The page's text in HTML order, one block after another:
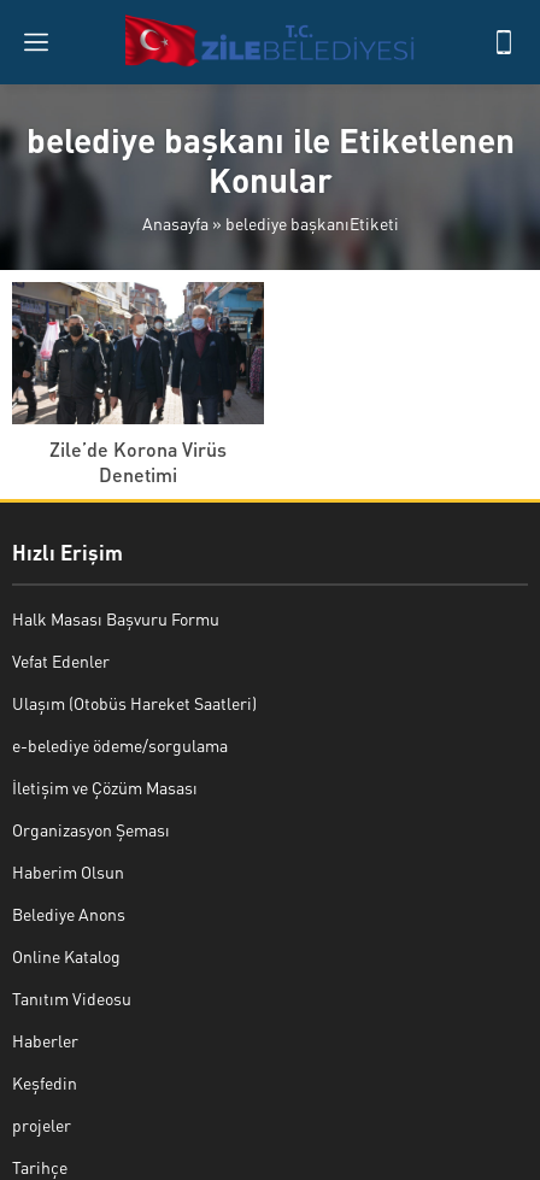
belediye başkanı ile Etiketlenen
Konular
Anasayfa» belediye başkanıEtiketi
Zile’de Korona Virüs
Denetimi
Hızlı Erişim
Halk Masası Başvuru Formu
Vefat Edenler
Ulaşım (Otobüs Hareket Saatleri)
e-belediye ödeme/sorgulama
İletişim ve Çözüm Masası
Organizasyon Şeması
Haberim Olsun
Belediye Anons
Online Katalog
Tanıtım Videosu
Haberler
Keşfedin
projeler
Tarihçe